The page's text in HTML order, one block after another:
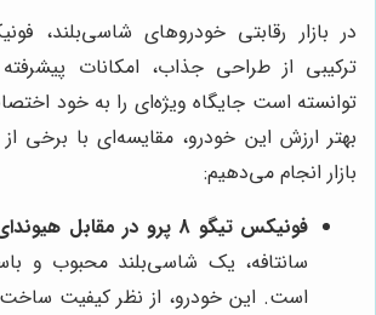
در بازار رقابتی خودروهای شاسی‌بلند،
ترکیبی از طراحی جذاب، امکانات
توانسته است جایگاه ویژه‌ای را به خود
بهتر ارزش این خودرو، مقایسه‌ای با برخی
بازار انجام می‌دهیم:
فونیکس تیگو 8 پرو در مقابل هیوندای سانتافه:
سانتافه، یک شاسی‌بلند محبوب و
است. این خودرو، از نظر کیفیت ساخت